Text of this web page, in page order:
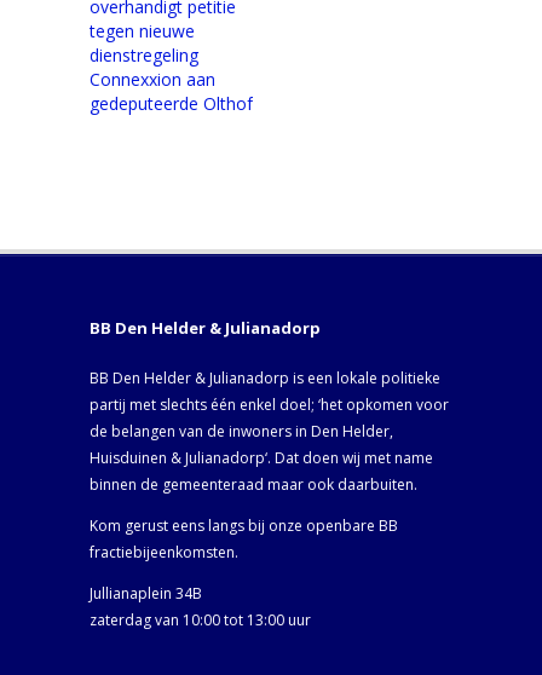
overhandigt petitie
tegen nieuwe
dienstregeling
Connexxion aan
gedeputeerde Olthof
BB Den Helder & Julianadorp
BB Den Helder & Julianadorp is een lokale politieke
partij met slechts één enkel doel; ‘het opkomen voor
de belangen van de inwoners in Den Helder,
Huisduinen & Julianadorp‘. Dat doen wij met name
binnen de gemeenteraad maar ook daarbuiten.
Kom gerust eens langs bij onze openbare BB
fractiebijeenkomsten.
Jullianaplein 34B
zaterdag van 10:00 tot 13:00 uur